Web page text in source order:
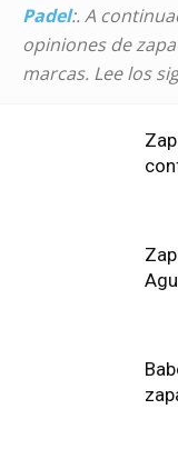
Padel:. A
opiniones de
marcas. Lee los